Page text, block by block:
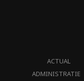
ACTUAL
ADMINISTRATIE